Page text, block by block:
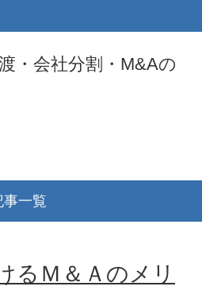
・会社分割・M&Aの
事一覧
るＭ＆Ａのメリ